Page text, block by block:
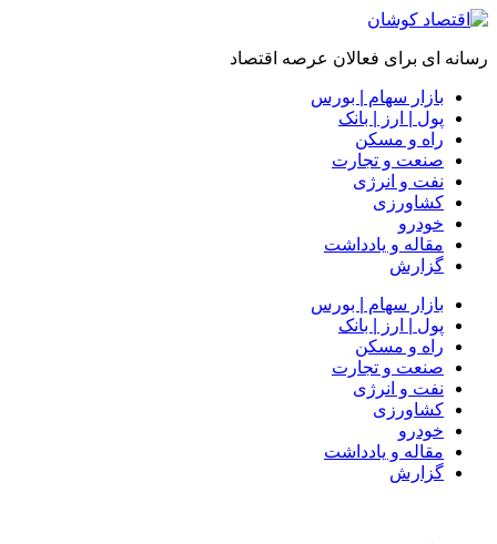
رسانه ای برای فعالان عرصه اقتصاد
بازار سهام | بورس
پول | ارز | بانک
راه و مسکن
صنعت و تجارت
نفت و انرژی
کشاورزی
خودرو
مقاله و یادداشت
گزارش
بازار سهام | بورس
پول | ارز | بانک
راه و مسکن
صنعت و تجارت
نفت و انرژی
کشاورزی
خودرو
مقاله و یادداشت
گزارش